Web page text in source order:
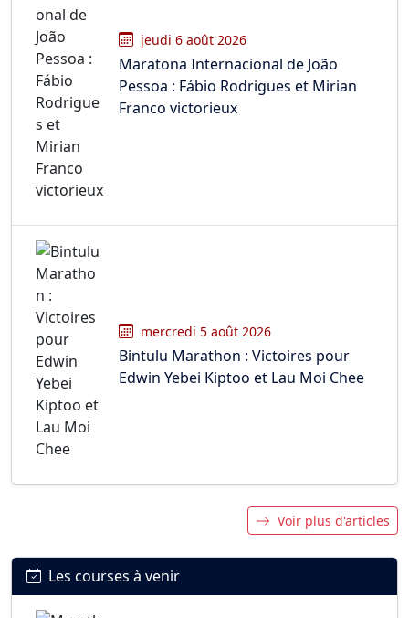
jeudi 6 août 2026
Maratona Internacional de João
Pessoa : Fábio Rodrigues et Mirian
Franco victorieux
mercredi 5 août 2026
Bintulu Marathon : Victoires pour
Edwin Yebei Kiptoo et Lau Moi Chee
Voir plus d'articles
Les courses à venir